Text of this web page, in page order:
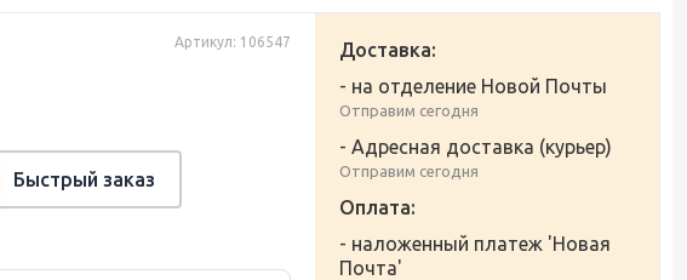
Артикул: 106547
Быстрый заказ
Доставка:
- на отделение Новой Почты
Отправим сегодня
- Адресная доставка (курьер)
Отправим сегодня
Оплата:
- наложенный платеж 'Новая
Почта'